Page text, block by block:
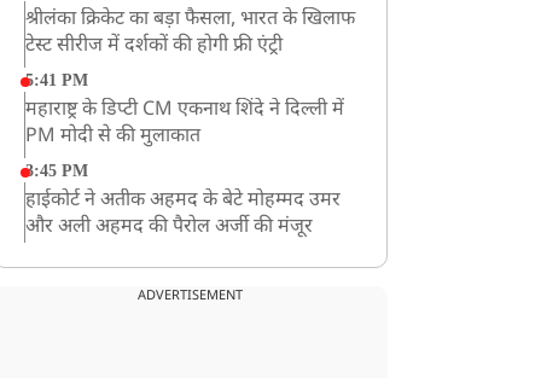
श्रीलंका क्रिकेट का बड़ा फैसला, भारत के खिलाफ
टेस्ट सीरीज में दर्शकों की होगी फ्री एंट्री
5:41 PM
महाराष्ट्र के डिप्टी CM एकनाथ शिंदे ने दिल्ली में
PM मोदी से की मुलाकात
3:45 PM
हाईकोर्ट ने अतीक अहमद के बेटे मोहम्मद उमर
और अली अहमद की पैरोल अर्जी की मंजूर
CM योगी का सपा पर हमला, कहा- वोट बैंक की
ADVERTISEMENT